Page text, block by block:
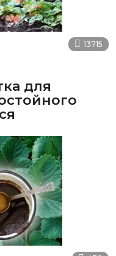
13715
для